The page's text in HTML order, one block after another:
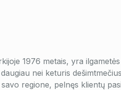
1976 metais, yra
nei keturis
regione, pelnęs klientų